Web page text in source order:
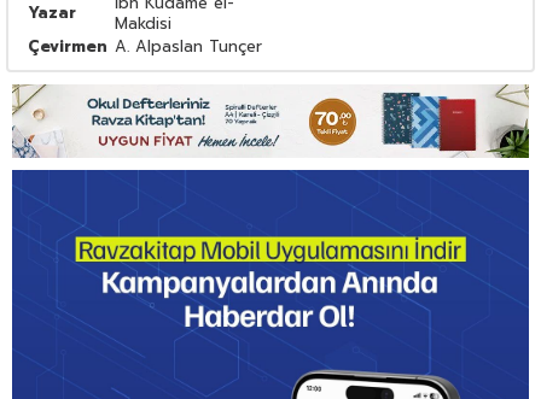
Yazar
Makdisi
Çevirmen A. Alpaslan Tunçer